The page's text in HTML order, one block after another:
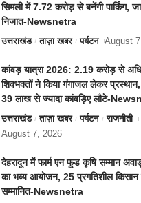
सिमली में 7.72 करोड़ से बनेंगी पार्किंग,
निजात-Newsnetra
उत्तराखंड ताज़ा खबर पर्यटन August
कांवड़ यात्रा 2026: 2.19 करोड़ से
शिवभक्तों ने किया गंगाजल लेकर
39 लाख से ज्यादा कांवड़िए लौटे-
उत्तराखंड ताज़ा खबर पर्यटन
राजनीती
August 7, 2026
देहरादून में फार्म एन फूड कृषि सम्मान
का भव्य आयोजन, 25 प्रगतिशील किसान
सम्मानित-Newsnetra